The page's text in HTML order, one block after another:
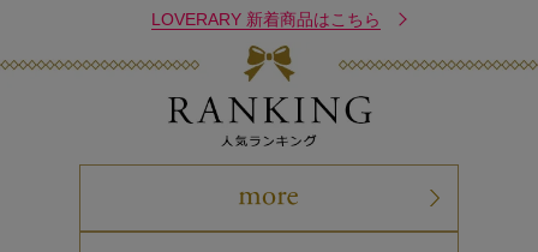
LOVERARY 新着商品はこちら